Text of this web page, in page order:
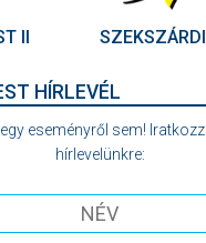
II
HÍRLEVÉL
eseményről sem!
hírlevelünkre: